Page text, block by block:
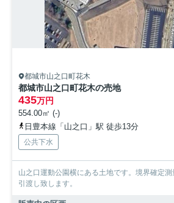
都城市山之口町花木
都城市山之口町花木の売地
435万円
554.00㎡ (-)
日豊本線「山之口」駅 徒歩13分
公共下水
山之口運動公園横にある土地です。境界確定
引渡し致します。